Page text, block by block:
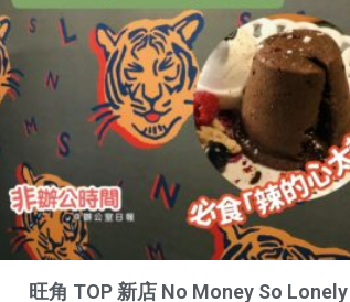
旺角 TOP 新店 No Money So Lonely